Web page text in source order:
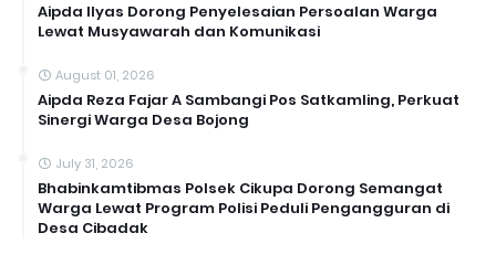
Aipda Ilyas Dorong Penyelesaian Persoalan Warga
Lewat Musyawarah dan Komunikasi
August 01, 2026
Aipda Reza Fajar A Sambangi Pos Satkamling, Perkuat
Sinergi Warga Desa Bojong
July 31, 2026
Bhabinkamtibmas Polsek Cikupa Dorong Semangat
Warga Lewat Program Polisi Peduli Pengangguran di
Desa Cibadak